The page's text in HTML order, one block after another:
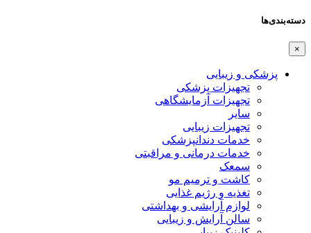
دسته‌بندی‌ها
×
پزشکی و زیبایی
تجهیزات پزشکی
تجهیزات آزمایشگاهی
سایر
تجهیزات زیبایی
خدمات دندانپزشکی
خدمات درمانی و مراقبتی
سمعک
کاشت و ترمیم مو
تغذیه و رژیم غذایی
لوازم آرایشی و بهداشتی
سالن آرایش و زیبایی